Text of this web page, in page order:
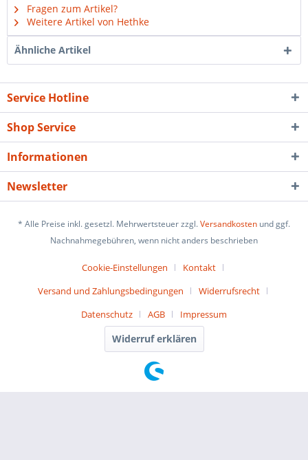
Fragen zum Artikel?
Weitere Artikel von Hethke
Ähnliche Artikel
Service Hotline
Shop Service
Informationen
Newsletter
* Alle Preise inkl. gesetzl. Mehrwertsteuer zzgl.Versandkosten und ggf.
Nachnahmegebühren, wenn nicht anders beschrieben
Cookie-Einstellungen
Kontakt
Versand und Zahlungsbedingungen
Widerrufsrecht
Datenschutz
AGB Impressum
Widerruf erklären